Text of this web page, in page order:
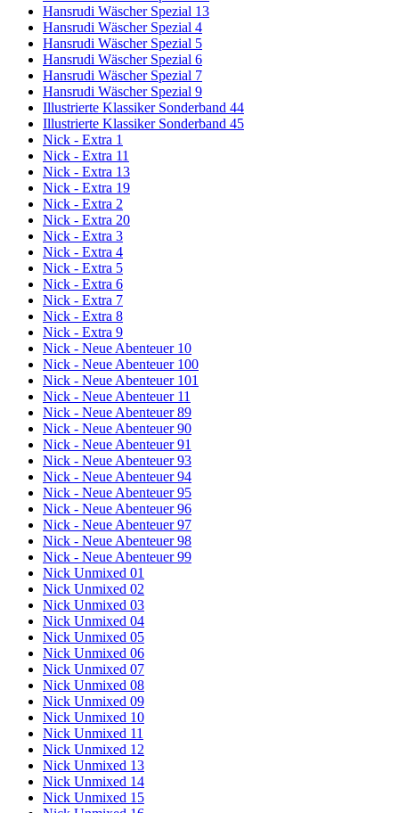
Hansrudi Wäscher Spezial 13
Hansrudi Wäscher Spezial 4
Hansrudi Wäscher Spezial 5
Hansrudi Wäscher Spezial 6
Hansrudi Wäscher Spezial 7
Hansrudi Wäscher Spezial 9
Illustrierte Klassiker Sonderband 44
Illustrierte Klassiker Sonderband 45
Nick - Extra 1
Nick - Extra 11
Nick - Extra 13
Nick - Extra 19
Nick - Extra 2
Nick - Extra 20
Nick - Extra 3
Nick - Extra 4
Nick - Extra 5
Nick - Extra 6
Nick - Extra 7
Nick - Extra 8
Nick - Extra 9
Nick - Neue Abenteuer 10
Nick - Neue Abenteuer 100
Nick - Neue Abenteuer 101
Nick - Neue Abenteuer 11
Nick - Neue Abenteuer 89
Nick - Neue Abenteuer 90
Nick - Neue Abenteuer 91
Nick - Neue Abenteuer 93
Nick - Neue Abenteuer 94
Nick - Neue Abenteuer 95
Nick - Neue Abenteuer 96
Nick - Neue Abenteuer 97
Nick - Neue Abenteuer 98
Nick - Neue Abenteuer 99
Nick Unmixed 01
Nick Unmixed 02
Nick Unmixed 03
Nick Unmixed 04
Nick Unmixed 05
Nick Unmixed 06
Nick Unmixed 07
Nick Unmixed 08
Nick Unmixed 09
Nick Unmixed 10
Nick Unmixed 11
Nick Unmixed 12
Nick Unmixed 13
Nick Unmixed 14
Nick Unmixed 15